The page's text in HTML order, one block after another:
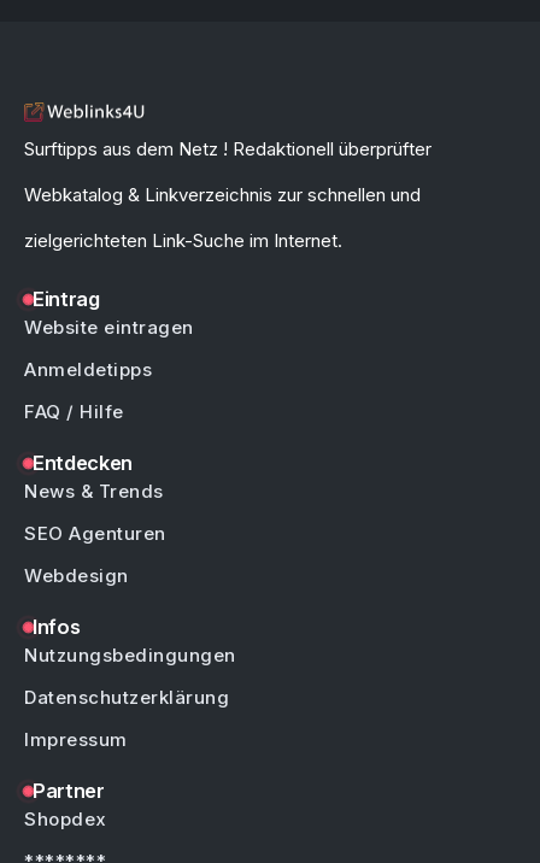
Surftipps aus dem Netz ! Redaktionell überprüfter
Webkatalog & Linkverzeichnis zur schnellen und
zielgerichteten Link-Suche im Internet.
Eintrag
Website eintragen
Anmeldetipps
FAQ / Hilfe
Entdecken
News & Trends
SEO Agenturen
Webdesign
Infos
Nutzungsbedingungen
Datenschutzerklärung
Impressum
Partner
Shopdex